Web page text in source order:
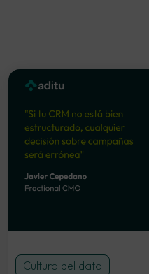
Adquisición de datos
Cultura del dato